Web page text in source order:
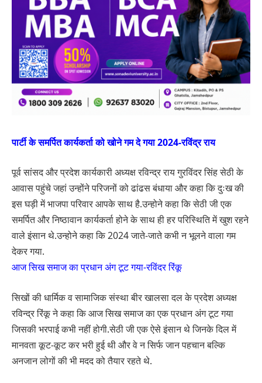
पार्टी के समर्पित कार्यकर्ता को खोने गम दे गया 2024-रविंद्र राय
पूर्व सांसद और प्रदेश कार्यकारी अध्यक्ष रविन्द्र राय गुरविंदर सिंह सेठी के
आवास पहुंचे जहां उन्होंने परिजनों को ढांढस बंधाया और कहा कि दुःख की
इस घड़ी में भाजपा परिवार आपके साथ है.उन्होने कहा कि सेठी जी एक
समर्पित और निष्ठावान कार्यकर्ता होने के साथ ही हर परिस्थिति में खुश रहने
वाले इंसान थे.उन्होने कहा कि 2024 जाते-जाते कभी न भूलने वाला गम
देकर गया.
आज सिख समाज का प्रधान अंग टूट गया-रविंदर रिंकू
सिखों की धार्मिक व सामाजिक संस्था बीर खालसा दल के प्रदेश अध्यक्ष
रविन्द्र रिंकू ने कहा कि आज सिख समाज का एक प्रधान अंग टूट गया
जिसकी भरपाई कभी नहीं होगी.सेठी जी एक ऐसे इंसान थे जिनके दिल में
मानवता कूट-कूट कर भरी हुई थी और वे न सिर्फ जान पहचान बल्कि
अनजान लोगों की भी मदद को तैयार रहते थे.